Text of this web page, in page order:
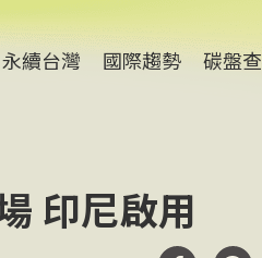
永續台灣 國際趨勢 碳盤查
印尼啟用